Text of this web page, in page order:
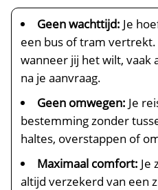
Geen wachttijd: Je
een bus of tram
wanneer jij het wilt, vaak
na je aanvraag.
Geen omwegen: Je
bestemming zonder
haltes, overstappen of
Maximaal comfort: Je
altijd verzekerd van een